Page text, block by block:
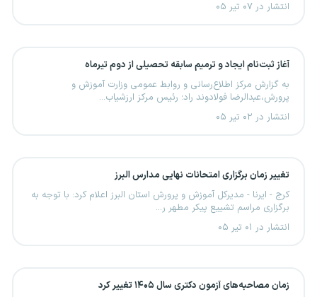
انتشار در ۰۷ تیر ۰۵
آغاز ثبت‌نام ایجاد و ترمیم سابقه تحصیلی از دوم تیرماه
به گزارش مرکز اطلاع‌رسانی و روابط عمومی وزارت آموزش و
پرورش،عبدالرضا فولادوند راد؛ رئیس مرکز ارزشیاب...
انتشار در ۰۲ تیر ۰۵
تغییر زمان برگزاری امتحانات نهایی مدارس البرز
کرج - ایرنا - مدیرکل آموزش و پرورش استان البرز اعلام کرد: با توجه به
برگزاری مراسم تشییع پیکر مطهر ر...
انتشار در ۰۱ تیر ۰۵
زمان مصاحبه‌های آزمون دکتری سال ۱۴۰۵ تغییر کرد